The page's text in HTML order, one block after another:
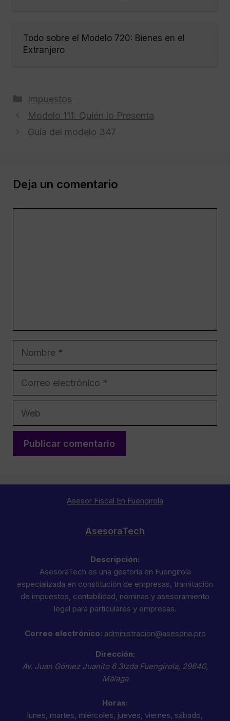
Todo sobre el Modelo 720: Bienes en el
Extranjero
Categorías
Impuestos
Modelo 111: Quién lo Presenta
Guía del modelo 347
Deja un comentario
Asesor Fiscal En Fuengirola
AsesoraTech
Descripción:
AsesoraTech es una gestoría en Fuengirola
especializada en constitución de empresas, tramitación
de impuestos, contabilidad, nóminas y asesoramiento
legal para particulares y empresas.
Correo electrónico: administracion@asesoria.pro
Dirección:
Av. Juan Gómez Juanito 6 3Izda Fuengirola, 29640,
Málaga
Horas:
lunes, martes, miércoles, jueves, viernes, sábado,